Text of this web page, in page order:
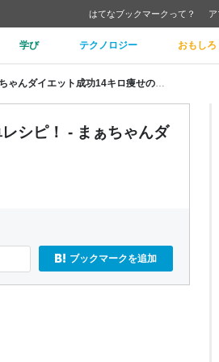
はてなブックマークって？
学び テクノロジー おもしろ
シピ！ - まぁちゃんダ
ブックマークを追加